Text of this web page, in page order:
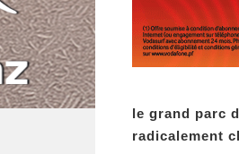
le grand parc
radicalement